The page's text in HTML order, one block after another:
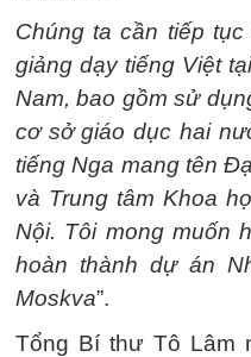
Chúng ta cần tiếp
giảng dạy tiếng Việt
Nam, bao gồm sử
cơ sở giáo dục hai
tiếng Nga mang tên
và Trung tâm Khoa
Nội. Tôi mong muốn
hoàn thành dự án
Moskva”.
Tổng Bí thư Tô Lâm